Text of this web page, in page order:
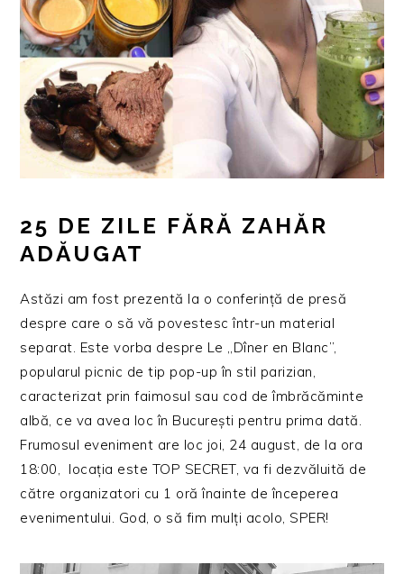
25 DE ZILE FĂRĂ ZAHĂR
ADĂUGAT
Astăzi am fost prezentă la o conferință de presă
despre care o să vă povestesc într-un material
separat. Este vorba despre Le „Dîner en Blanc”,
popularul picnic de tip pop-up în stil parizian,
caracterizat prin faimosul sau cod de îmbrăcăminte
albă, ce va avea loc în Bucureşti pentru prima dată.
Frumosul eveniment are loc joi, 24 august, de la ora
18:00, locaţia este TOP SECRET, va fi dezvăluită de
către organizatori cu 1 oră înainte de începerea
evenimentului. God, o să fim mulți acolo, SPER!